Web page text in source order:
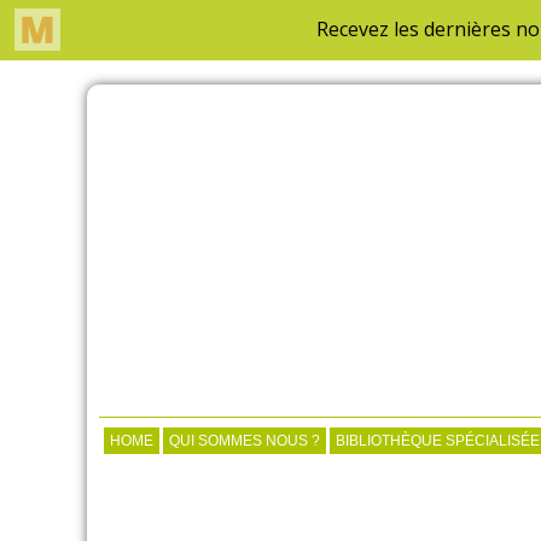
HOME QUI SOMMES NOUS ? BIBLIOTHÈQUE SPÉCIALISÉE